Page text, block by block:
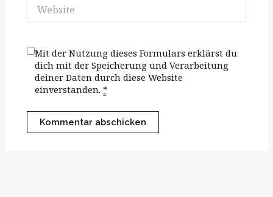
Website
Mit der Nutzung dieses Formulars erklärst du
dich mit der Speicherung und Verarbeitung
deiner Daten durch diese Website
einverstanden.*